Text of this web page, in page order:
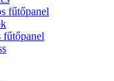
fűtőpanel